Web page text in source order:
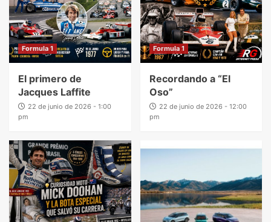
Formula 1
El primero de
Jacques Laffite
22 de junio de 2026 - 1:00
pm
Formula 1
Recordando a “El
Oso”
22 de junio de 2026 - 12:00
pm